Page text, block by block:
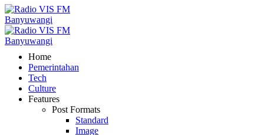
Home
Pemerintahan
Tech
Culture
Features
Post Formats
Standard
Image